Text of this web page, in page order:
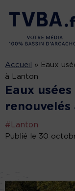
Accueil » Eaux
à Lanton
Eaux
renouvelés
#Lanton
Publié le 30